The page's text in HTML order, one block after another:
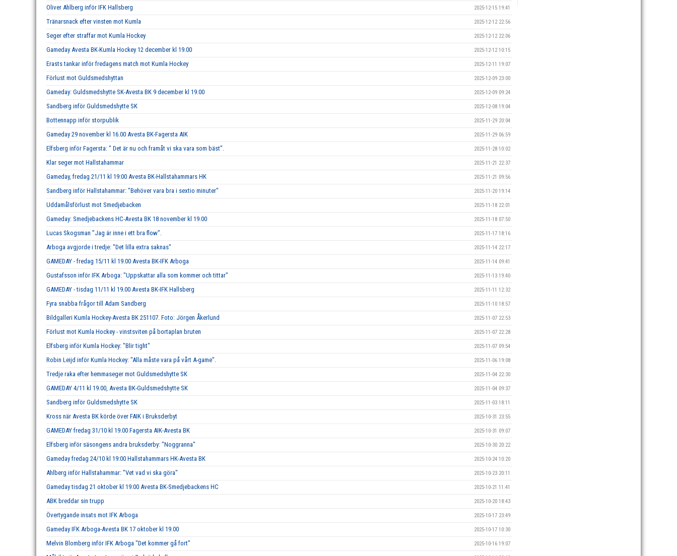
Oliver Ahlberg inför IFK Hallsberg 2025-12-15 19:41
Tränarsnack efter vinsten mot Kumla 2025-12-12 22:56
Seger efter straffar mot Kumla Hockey 2025-12-12 22:06
Gameday Avesta BK-Kumla Hockey 12 december kl 19.00 2025-12-12 10:15
Erasts tankar inför fredagens match mot Kumla Hockey 2025-12-11 19:07
Förlust mot Guldsmedshyttan 2025-12-09 23:00
Gameday: Guldsmedshytte SK-Avesta BK 9 december kl 19.00 2025-12-09 09:24
Sandberg inför Guldsmedshytte SK 2025-12-08 19:04
Bottennapp inför storpublik 2025-11-29 20:04
Gameday 29 november kl 16.00 Avesta BK-Fagersta AIK 2025-11-29 06:59
Elfsberg inför Fagersta: " Det är nu och framåt vi ska vara som bäst”. 2025-11-28 10:02
Klar seger mot Hallstahammar 2025-11-21 22:37
Gameday, fredag 21/11 kl 19:00 Avesta BK-Hallstahammars HK 2025-11-21 09:56
Sandberg inför Hallstahammar: "Behöver vara bra i sextio minuter" 2025-11-20 19:14
Uddamålsförlust mot Smedjebacken 2025-11-18 22:01
Gameday: Smedjebackens HC-Avesta BK 18 november kl 19.00 2025-11-18 07:50
Lucas Skogsman ”Jag är inne i ett bra flow”. 2025-11-17 18:16
Arboga avgjorde i tredje: "Det lilla extra saknas" 2025-11-14 22:17
GAMEDAY - fredag 15/11 kl 19.00 Avesta BK-IFK Arboga 2025-11-14 09:41
Gustafsson inför IFK Arboga: "Uppskattar alla som kommer och tittar" 2025-11-13 19:40
GAMEDAY - tisdag 11/11 kl 19.00 Avesta BK-IFK Hallsberg 2025-11-11 12:32
Fyra snabba frågor till Adam Sandberg 2025-11-10 18:57
Bildgalleri Kumla Hockey-Avesta BK 251107. Foto: Jörgen Åkerlund 2025-11-07 22:53
Förlust mot Kumla Hockey - vinstsviten på bortaplan bruten 2025-11-07 22:28
Elfsberg inför Kumla Hockey: "Blir tight" 2025-11-07 09:54
Robin Leijd inför Kumla Hockey: "Alla måste vara på vårt A-game". 2025-11-06 19:08
Tredje raka efter hemmaseger mot Guldsmedshytte SK 2025-11-04 22:30
GAMEDAY 4/11 kl 19.00, Avesta BK-Guldsmedshytte SK 2025-11-04 09:37
Sandberg inför Guldsmedshytte SK 2025-11-03 18:11
Kross när Avesta BK körde över FAIK i Bruksderbyt 2025-10-31 23:55
GAMEDAY fredag 31/10 kl 19.00 Fagersta AIK-Avesta BK 2025-10-31 09:07
Elfsberg inför säsongens andra bruksderby: "Noggranna" 2025-10-30 20:22
Gameday fredag 24/10 kl 19:00 Hallstahammars HK-Avesta BK 2025-10-24 10:20
Ahlberg inför Hallstahammar: "Vet vad vi ska göra" 2025-10-23 20:11
Gameday tisdag 21 oktober kl 19:00 Avesta BK-Smedjebackens HC 2025-10-21 11:41
ABK breddar sin trupp 2025-10-20 18:43
Övertygande insats mot IFK Arboga 2025-10-17 23:49
Gameday IFK Arboga-Avesta BK 17 oktober kl 19.00 2025-10-17 10:30
Melvin Blomberg inför IFK Arboga "Det kommer gå fort" 2025-10-16 19:07